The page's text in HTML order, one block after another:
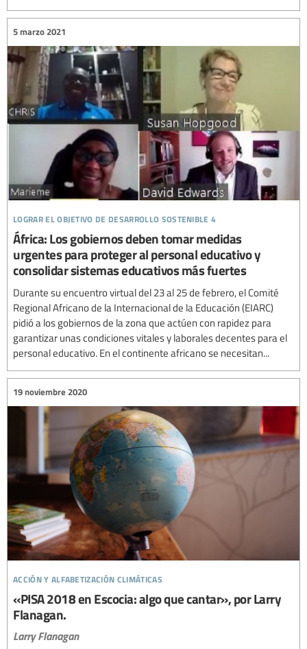
lograr el objetivo de desarrollo sostenible 4
5 marzo 2021
África: Los gobiernos deben tomar medidas
urgentes para proteger al personal educativo y
consolidar sistemas educativos más fuertes
Durante su encuentro virtual del 23 al 25 de febrero, el Comité
Regional Africano de la Internacional de la Educación (EIARC)
pidió a los gobiernos de la zona que actúen con rapidez para
garantizar unas condiciones vitales y laborales decentes para el
personal educativo. En el continente africano se necesitan...
acción y alfabetización climáticas
19 noviembre 2020
«PISA 2018 en Escocia: algo que cantar», por Larry
Flanagan.
Larry Flanagan